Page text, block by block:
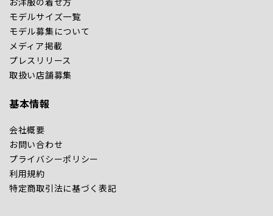
モデルサイズ一覧
モデル募集について
メディア掲載
プレスリリース
取扱い店舗募集
基本情報
会社概要
お問い合わせ
プライバシーポリシー
利用規約
特定商取引法に基づく表記